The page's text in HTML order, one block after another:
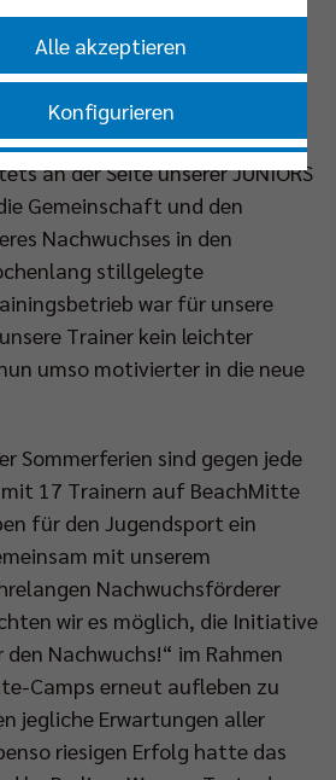
ein Dankeschön für den
und das Engagement aller
in den schwierigen Zeiten der
an der Seite unserer JUNIORS
Gemeinschaft und den
Nachwuchses in den
stillgelegte
war für unsere
Trainer kein leichter
umso motivierter in die neue
Sommerferien sind gegen jede
17 Trainern auf BeachMitte
für den Jugendsport ein
mit unserem
Nachwuchsförderer
wir es möglich, die Initiative
Nachwuchs!“ im Rahmen
Camps erneut aufleben zu
jegliche Erwartungen aller
riesigen Erfolg hatte das
Alle akzeptieren
Konfigurieren
Cookies akzeptieren
|Datenschutzerklärung